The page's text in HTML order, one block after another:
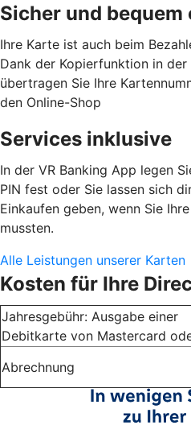
Sicher und
Ihre Karte ist auch beim
Dank der Kopierfunktion in der
übertragen Sie Ihre
den Online-Shop
Services inklusive
In der VR Banking App legen
PIN fest oder Sie lassen sich
Einkaufen geben, wenn Sie
mussten.
Alle Leistungen unserer Karten
Kosten für Ihre
Jahresgebühr: Ausgabe einer
Debitkarte von Mastercard
Abrechnung